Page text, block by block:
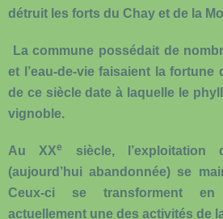
détruit les forts du Chay et de la
La commune possédait de
et l’eau-de-vie faisaient la
de ce siècle date à laquelle le
vignoble.
Au XXe siècle, l’exploitation
(aujourd’hui abandonnée) se
Ceux-ci se transforment en
actuellement une des activités de